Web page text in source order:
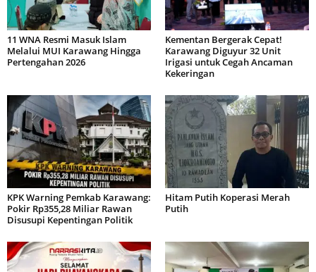
11 WNA Resmi Masuk Islam
Melalui MUI Karawang Hingga
Pertengahan 2026
Kementan Bergerak Cepat!
Karawang Diguyur 32 Unit
Irigasi untuk Cegah Ancaman
Kekeringan
KPK Warning Pemkab Karawang:
Pokir Rp355,28 Miliar Rawan
Disusupi Kepentingan Politik
Hitam Putih Koperasi Merah
Putih